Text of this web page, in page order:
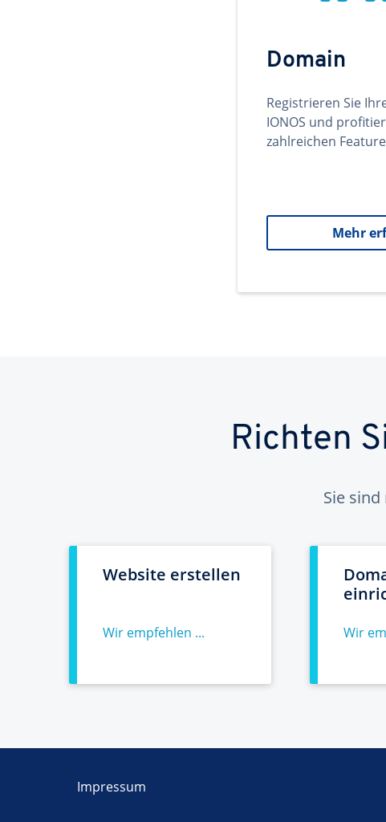
Domain
Registrieren Sie
IONOS und
zahlreichen
Mehr
Richten
Sie
Website erstellen
Wir empfehlen ... Wir
Impressum